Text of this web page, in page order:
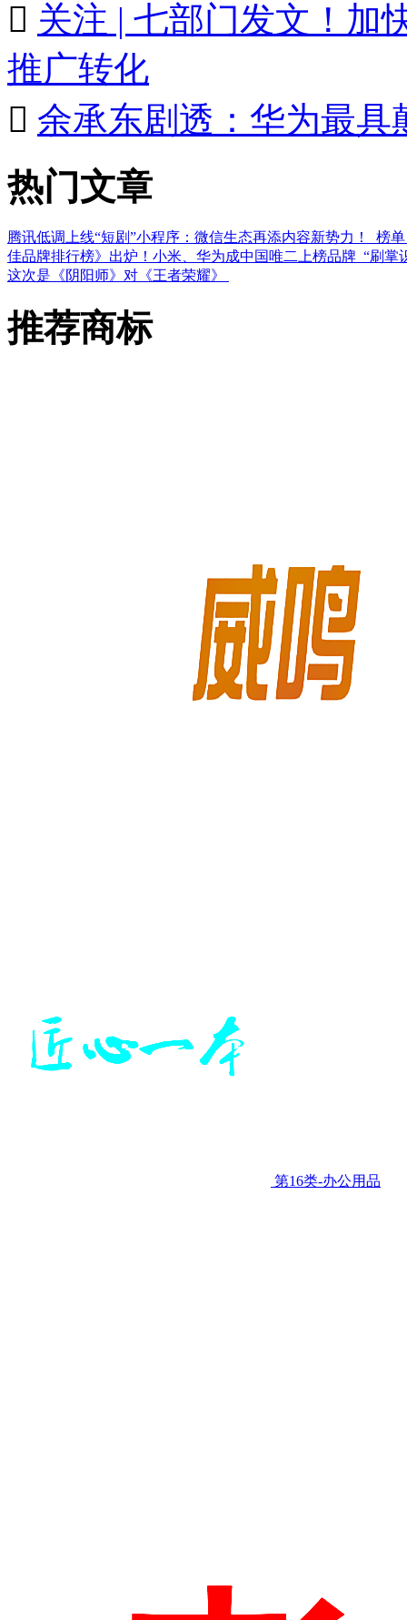
 关注 | 七部门发文！加
推广转化
 余承东剧透：华为最具
热门文章
腾讯低调上线“短剧”小程序：微信生态再添内容新势力！
榜
佳品牌排行榜》出炉！小米、华为成中国唯二上榜品牌 “刷掌
这次是《阴阳师》对《王者荣耀》
推荐商标
第16类-办公用品